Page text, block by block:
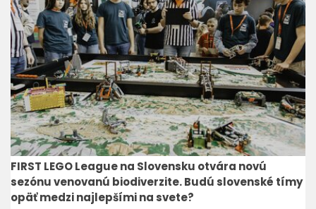
FIRST LEGO League na Slovensku otvára novú
sezónu venovanú biodiverzite. Budú slovenské tímy
opäť medzi najlepšími na svete?